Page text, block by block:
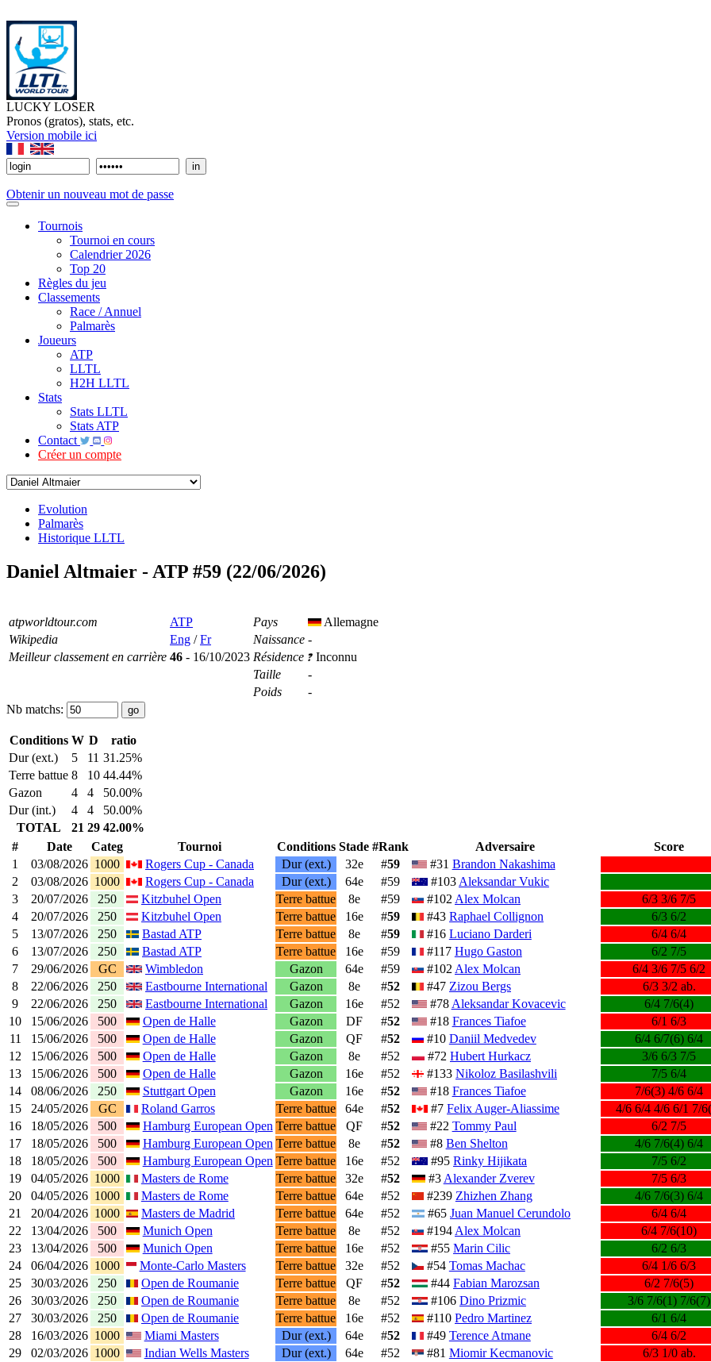
LUCKY LOSER
Pronos (gratos), stats, etc.
Version mobile ici
Obtenir un nouveau mot de passe
Tournois
Tournoi en cours
Calendrier 2026
Top 20
Règles du jeu
Classements
Race / Annuel
Palmarès
Joueurs
ATP
LLTL
H2H LLTL
Stats
Stats LLTL
Stats ATP
Contact
Créer un compte
Evolution
Palmarès
Historique LLTL
Daniel Altmaier - ATP #59 (22/06/2026)
atpworldtour.com ATP Pays
Allemagne
Wikipedia
Eng /Fr Naissance -
Meilleur classement en carrière 46 - 16/10/2023 Résidence
Inconnu
Taille
-
Poids
-
Nb matchs:
Conditions W D
ratio
Dur (ext.)
5 11 31.25%
Terre battue 8 10 44.44%
Gazon
4 4
50.00%
Dur (int.)
4 4
50.00%
TOTAL
21 29 42.00%
#
Date Categ Tournoi Conditions Stade #Rank Adversaire
Score
1
03/08/2026 1000 Rogers Cup - Canada Dur (ext.) 32e #59 #31 Brandon Nakashima
2
03/08/2026 1000 Rogers Cup - Canada Dur (ext.) 64e #59 #103 Aleksandar Vukic
3
20/07/2026 250 Kitzbuhel Open Terre battue 8e #59 #102 Alex Molcan
6/3 3/6 7/5
4
20/07/2026 250 Kitzbuhel Open Terre battue 16e #59 #43 Raphael Collignon
6/3 6/2
5
13/07/2026 250 Bastad ATP Terre battue 8e #59 #16 Luciano Darderi
6/4 6/4
6
13/07/2026 250 Bastad ATP Terre battue 16e #59 #117 Hugo Gaston
6/2 7/5
7
29/06/2026 GC Wimbledon Gazon 64e #59 #102 Alex Molcan
6/4 3/6 7/5 6/2
8
22/06/2026 250 Eastbourne International Gazon 8e #52 #47 Zizou Bergs
6/3 3/2 ab.
9
22/06/2026 250 Eastbourne International Gazon 16e #52 #78 Aleksandar Kovacevic
6/4 7/6(4)
10
15/06/2026 500 Open de Halle Gazon DF #52 #18 Frances Tiafoe
6/1 6/3
11
15/06/2026 500 Open de Halle Gazon QF #52 #10 Daniil Medvedev
6/4 6/7(6) 6/4
12
15/06/2026 500 Open de Halle Gazon 8e #52 #72 Hubert Hurkacz
3/6 6/3 7/5
13
15/06/2026 500 Open de Halle Gazon 16e #52 #133 Nikoloz Basilashvili
7/5 6/4
14
08/06/2026 250 Stuttgart Open Gazon 16e #52 #18 Frances Tiafoe
7/6(3) 4/6 6/4
15
24/05/2026 GC Roland Garros Terre battue 64e #52 #7 Felix Auger-Aliassime
4/6 6/4 4/6 6/1 7/
16
18/05/2026 500 Hamburg European Open Terre battue QF #52 #22 Tommy Paul
6/2 7/5
17
18/05/2026 500 Hamburg European Open Terre battue 8e #52 #8 Ben Shelton
4/6 7/6(4) 6/4
18
18/05/2026 500 Hamburg European Open Terre battue 16e #52 #95 Rinky Hijikata
7/5 6/2
19
04/05/2026 1000 Masters de Rome Terre battue 32e #52 #3 Alexander Zverev
7/5 6/3
20
04/05/2026 1000 Masters de Rome Terre battue 64e #52 #239 Zhizhen Zhang
4/6 7/6(3) 6/4
21
20/04/2026 1000 Masters de Madrid Terre battue 64e #52 #65 Juan Manuel Cerundolo
6/4 6/4
22
13/04/2026 500 Munich Open Terre battue 8e #52 #194 Alex Molcan
6/4 7/6(10)
23
13/04/2026 500 Munich Open Terre battue 16e #52 #55 Marin Cilic
6/2 6/3
24
06/04/2026 1000 Monte-Carlo Masters Terre battue 32e #52 #54 Tomas Machac
6/4 1/6 6/3
25
30/03/2026 250 Open de Roumanie Terre battue QF #52 #44 Fabian Marozsan
6/2 7/6(5)
26
30/03/2026 250 Open de Roumanie Terre battue 8e #52 #106 Dino Prizmic
3/6 7/6(1) 7/6(7)
27
30/03/2026 250 Open de Roumanie Terre battue 16e #52 #110 Pedro Martinez
6/1 6/4
28
16/03/2026 1000 Miami Masters Dur (ext.) 64e #52 #49 Terence Atmane
6/4 6/2
29
02/03/2026 1000 Indian Wells Masters Dur (ext.) 64e #52 #81 Miomir Kecmanovic
6/3 1/0 ab.